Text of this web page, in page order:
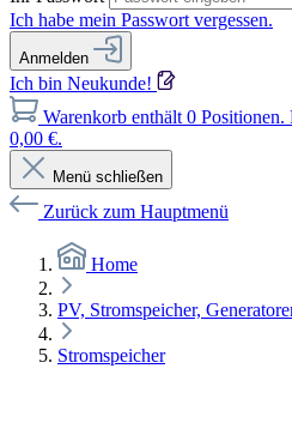
Ich habe mein Passwort vergessen.
Anmelden
Ich bin Neukunde!
Warenkorb enthält 0
0,00 €.
Menü schließen
Zurück zum Hauptmenü
Home
PV, Stromspeicher,
Stromspeicher